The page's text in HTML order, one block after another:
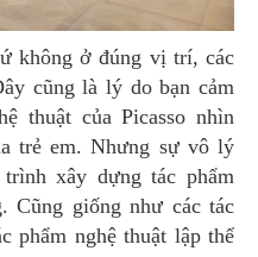
cũng là lý do bạn cảm
thuật của Picasso nhìn
trẻ em. Nhưng sự vô lý
xây dựng tác phẩm
Cũng giống như các tác
phẩm nghệ thuật lập thể